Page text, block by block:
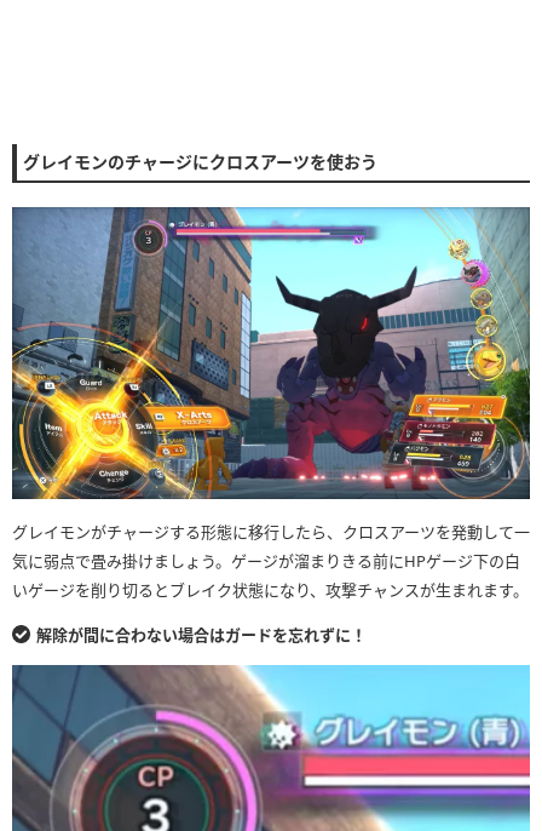
グレイモンのチャージにクロスアーツを使おう
グレイモンがチャージする形態に移行したら、クロスアーツを発動して一
気に弱点で畳み掛けましょう。ゲージが溜まりきる前にHPゲージ下の白
いゲージを削り切るとブレイク状態になり、攻撃チャンスが生まれます。
解除が間に合わない場合はガードを忘れずに！